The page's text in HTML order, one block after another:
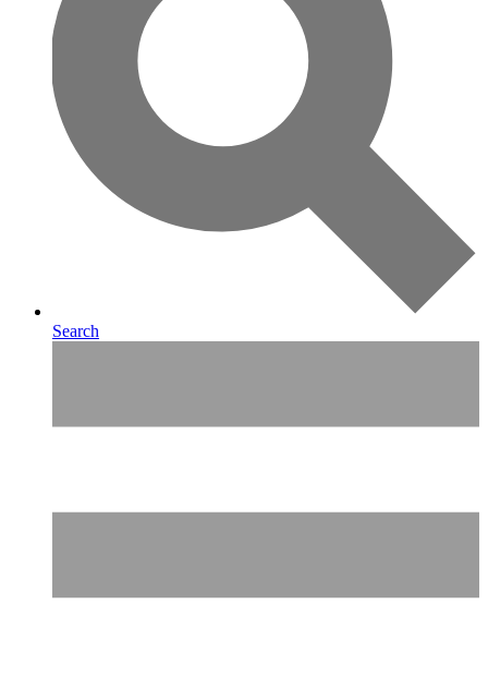
Search